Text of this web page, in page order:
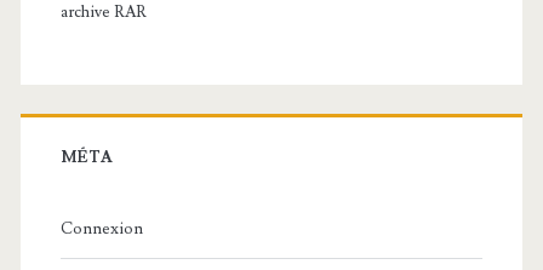
archive RAR
MÉTA
Connexion